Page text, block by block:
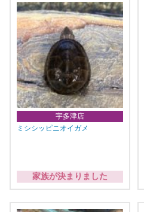
宇多津店
ミシシッピニオイガメ
家族が決まりました